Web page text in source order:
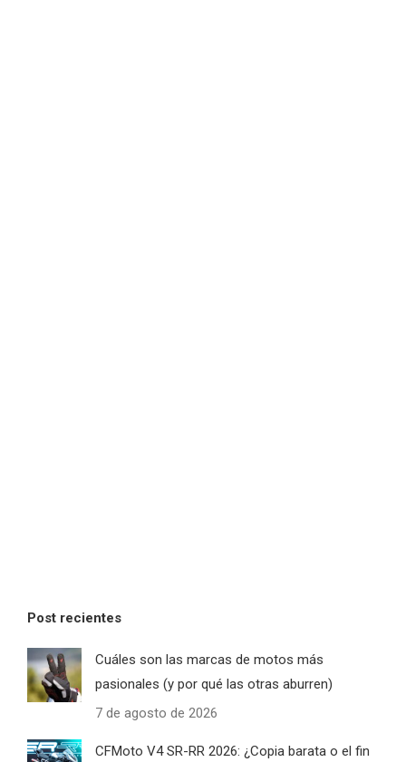
Post recientes
Cuáles son las marcas de motos más
pasionales (y por qué las otras aburren)
7 de agosto de 2026
CFMoto V4 SR-RR 2026: ¿Copia barata o el fin